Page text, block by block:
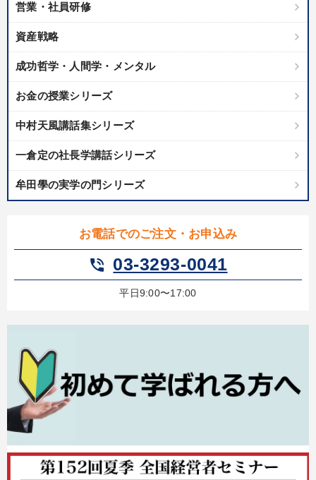
営業・社員研修
資産戦略
成功哲学・人間学・メンタル
お金の授業シリーズ
中村天風講話集シリーズ
一倉定の社長学講話シリーズ
牟田學の実学の門シリーズ
お電話でのご注文・お申込み
phone_in_talk 03-3293-0041
平日9:00〜17:00